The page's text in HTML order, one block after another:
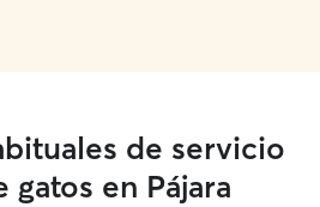
de servicio
en Pájara